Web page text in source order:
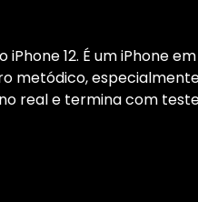
12. É um iPhone em
real e termina com